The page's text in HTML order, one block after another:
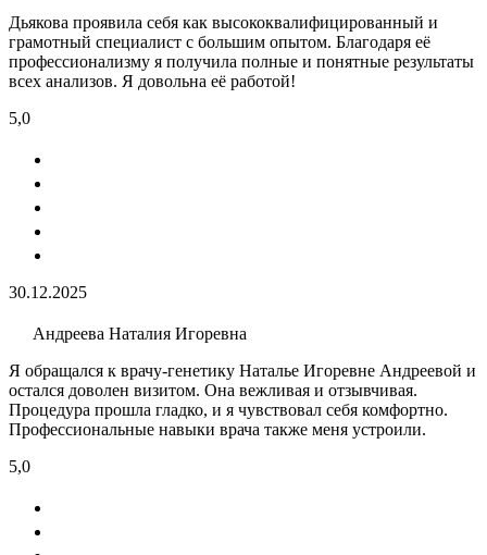
Дьякова проявила себя как высококвалифицированный и
грамотный специалист с большим опытом. Благодаря её
профессионализму я получила полные и понятные результаты
всех анализов. Я довольна её работой!
5,0
30.12.2025
Андреева Наталия Игоревна
Я обращался к врачу-генетику Наталье Игоревне Андреевой и
остался доволен визитом. Она вежливая и отзывчивая.
Процедура прошла гладко, и я чувствовал себя комфортно.
Профессиональные навыки врача также меня устроили.
5,0